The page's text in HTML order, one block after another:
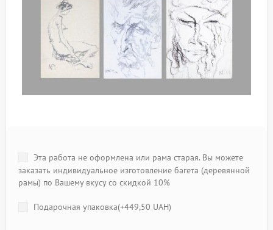
Эта работа не оформлена или рама старая. Вы можете
заказать индивидуальное изготовление багета (деревянной
рамы) по Вашему вкусу со скидкой 10%
Подарочная упаковка(+449,50 UAH)